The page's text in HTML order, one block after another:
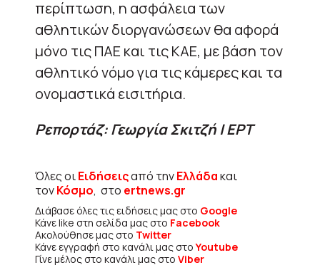
περίπτωση, η ασφάλεια των
αθλητικών διοργανώσεων θα αφορά
μόνο τις ΠΑΕ και τις ΚΑΕ, με βάση τον
αθλητικό νόμο για τις κάμερες και τα
ονομαστικά εισιτήρια.
Ρεπορτάζ: Γεωργία Σκιτζή | ΕΡΤ
Όλες οιΕιδήσειςαπό τηνΕλλάδακαι
τονΚόσμο, στο ertnews.gr
Διάβασε όλες τις ειδήσεις μας στο Google
Κάνε like στη σελίδα μας στο Facebook
Ακολούθησε μας στο Twitter
Κάνε εγγραφή στο κανάλι μας στοYoutube
Γίνε μέλος στο κανάλι μας στο Viber